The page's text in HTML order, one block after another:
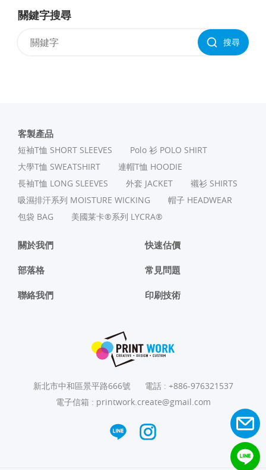
關鍵字搜尋
搜尋
客製產品
短袖T恤 SHORT SLEEVES
Polo 衫 POLO SHIRT
⼤學T恤 SWEATSHIRT
連帽T恤 HOODIE
長袖T恤 LONG SLEEVES
外套 JACKET
襯衫 SHIRTS
吸濕排汗系列 MOISTURE WICKING
帽子 HEADWEAR
包袋 BAG
美國莱卡®系列 LYCRA®
關於我們 快速估價
部落格 常見問題
聯絡我們 印刷技術
新北市中和區景平路666號 電話 : +886-976321537
電子信箱 : printwork.create@gmail.com